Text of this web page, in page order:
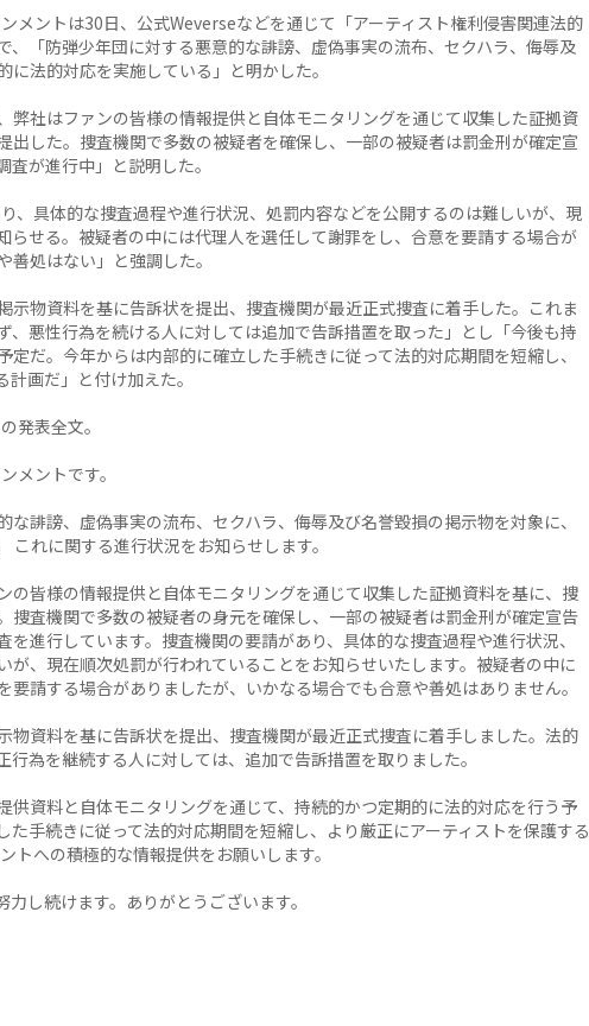
メントは30日、公式Weverseなどを通じて「アーティスト権利侵害関連法的
、「防弾少年団に対する悪意的な誹謗、虚偽事実の流布、セクハラ、侮辱及
法的対応を実施している」と明かした。
弊社はファンの皆様の情報提供と自体モニタリングを通じて収集した証拠資
出した。捜査機関で多数の被疑者を確保し、一部の被疑者は罰金刑が確定宣
が進行中」と説明した。
、具体的な捜査過程や進行状況、処罰内容などを公開するのは難しいが、現
らせる。被疑者の中には代理人を選任して謝罪をし、合意を要請する場合が
処はない」と強調した。
示物資料を基に告訴状を提出、捜査機関が最近正式捜査に着手した。これま
、悪性行為を続ける人に対しては追加で告訴措置を取った」とし「今後も持
だ。今年からは内部的に確立した手続きに従って法的対応期間を短縮し、
画だ」と付け加えた。
発表全文。
メントです。
誹謗、虚偽事実の流布、セクハラ、侮辱及び名誉毀損の掲示物を対象に、
これに関する進行状況をお知らせします。
の皆様の情報提供と自体モニタリングを通じて収集した証拠資料を基に、捜
捜査機関で多数の被疑者の身元を確保し、一部の被疑者は罰金刑が確定宣告
を進行しています。捜査機関の要請があり、具体的な捜査過程や進行状況、
が、現在順次処罰が行われていることをお知らせいたします。被疑者の中に
要請する場合がありましたが、いかなる場合でも合意や善処はありません。
物資料を基に告訴状を提出、捜査機関が最近正式捜査に着手しました。法的
為を継続する人に対しては、追加で告訴措置を取りました。
供資料と自体モニタリングを通じて、持続的かつ定期的に法的対応を行う予
た手続きに従って法的対応期間を短縮し、より厳正にアーティストを保護する
への積極的な情報提供をお願いします。
し続けます。ありがとうございます。